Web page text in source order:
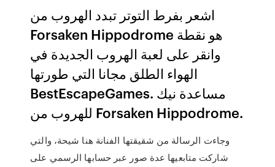
اشعر بفرط التوتر تبدد الهروب من
Forsaken Hippodrome هو نقطة
وانقر على لعبة الهروب الجديدة في
الهواء الطلق مجانا التي طورتها
BestEscapeGames. مساعدة نيك
للهروب من Forsaken Hippodrome.
وجاءت الرسالة من شقيقتها الفنانة هنا شيحة، والتي
شاركت متابعيها عدة صور عبر حسابها الرسمي على